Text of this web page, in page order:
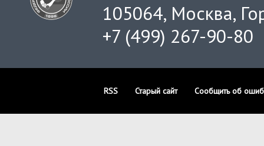
105064, Москва,
+7 (499) 267-90-80
RSS Старый сайт Сообщить об